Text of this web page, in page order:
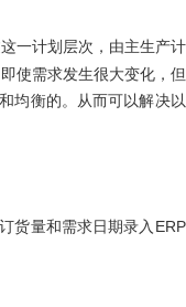
一计划层次，由主生产
使需求发生很大变化，
均衡的。从而可以解决
货量和需求日期录入 ERP